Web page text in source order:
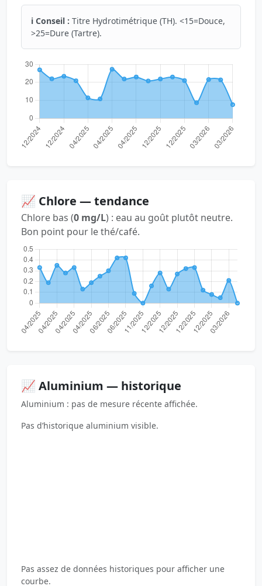
ℹ️ Conseil : Titre Hydrotimétrique (TH). <15=Douce,
>25=Dure (Tartre).
📈 Chlore — tendance
Chlore bas (0 mg/L) : eau au goût plutôt neutre.
Bon point pour le thé/café.
📈 Aluminium — historique
Aluminium : pas de mesure récente affichée.
Pas d’historique aluminium visible.
Pas assez de données historiques pour afficher une
courbe.